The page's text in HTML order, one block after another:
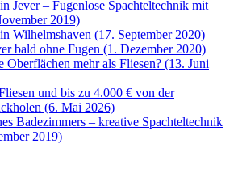
Jever – Fugenlose Spachteltechnik mit
2019)
Wilhelmshaven (17. September 2020)
bald ohne Fugen (1. Dezember 2020)
Oberflächen mehr als Fliesen? (13. Juni
und bis zu 4.000 € von der
(6. Mai 2026)
Badezimmers – kreative Spachteltechnik
2019)